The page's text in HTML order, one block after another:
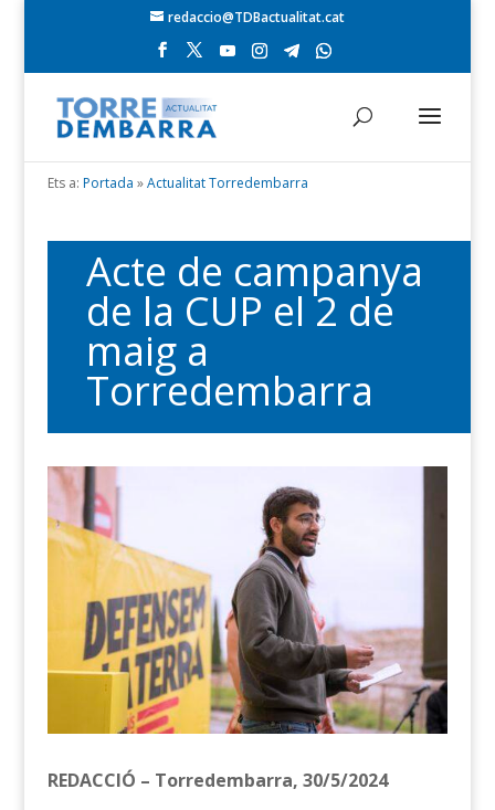
redaccio@TDBactualitat.cat
Ets a: Portada »Actualitat Torredembarra
Acte de campanya
de la CUP el 2 de
maig a
Torredembarra
REDACCIÓ – Torredembarra, 30/5/2024